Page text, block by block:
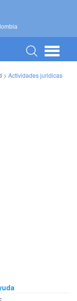
> Actividades juridicas